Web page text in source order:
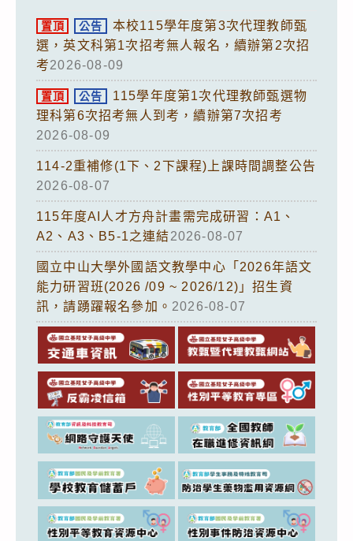
置頂 公告
本校115學年度第3次代理教師甄
選，英文科第1次招考無人報名，續辦第2次招
考2026-08-09
置頂 公告
115學年度第1次代理教師甄選物
理科第6次招考無人到考，續辦第7次招考
2026-08-09
114-2重補修(1下、2下課程)上課時間調整公告
2026-08-07
115年度AI人才方舟計畫需完成研習：A1、
A2、A3、B5-1之連結2026-08-07
國立中山大學外國語文教學中心「2026年語文
能力研習班(2026 /09 ~ 2026/12)」招生資
訊，請踴躍報名參加。 2026-08-07